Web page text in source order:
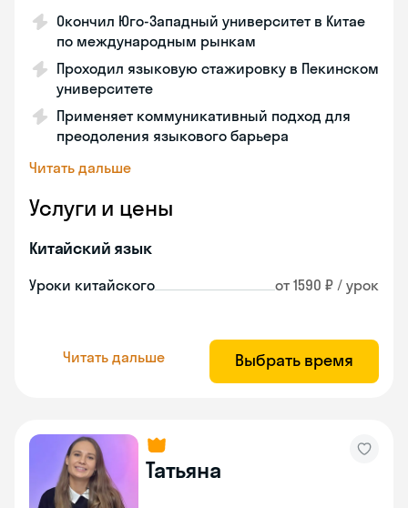
Окончил Юго-Западный университет в Китае
по международным рынкам
Проходил языковую стажировку в Пекинском
университете
Применяет коммуникативный подход для
преодоления языкового барьера
Читать дальше
Услуги и цены
Китайский язык
Уроки китайского от 1590 ₽ / урок
Читать дальше Выбрать время
Татьяна